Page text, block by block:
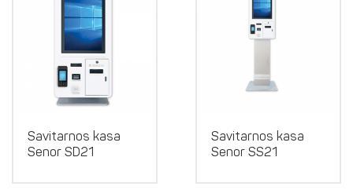
Savitarnos kasa
Senor SD21
Savitarnos kasa
Senor SS21